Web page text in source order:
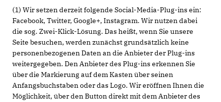
(1) Wir setzen derzeit folgende Social-Media-Plug-ins ein:
Facebook, Twitter, Google+, Instagram. Wir nutzen dabei
die sog. Zwei-Klick-Lösung. Das heißt, wenn Sie unsere
Seite besuchen, werden zunächst grundsätzlich keine
personenbezogenen Daten an die Anbieter der Plug-ins
weitergegeben. Den Anbieter des Plug-ins erkennen Sie
über die Markierung auf dem Kasten über seinen
Anfangsbuchstaben oder das Logo. Wir eröffnen Ihnen die
Möglichkeit, über den Button direkt mit dem Anbieter des